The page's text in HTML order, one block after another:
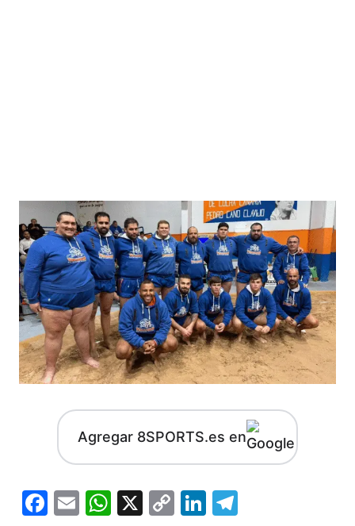
Agregar 8SPORTS.es en
Facebook
EmailWhatsApp
X
CopyLinkedIn